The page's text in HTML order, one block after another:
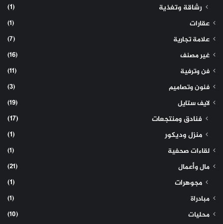
رشاقة وتغذية
(1)
عقارات
(1)
علامة تجارية
(7)
غير مصنف
(16)
فن وترفية
(11)
فنون وتصاميم
(3)
لايف ستايل
(19)
فنادق ومنتجعات
(17)
منزل وديكور
(1)
لقاءات صحفية
(1)
مال وأعمال
(21)
مجوهرات (1)
مبادراة
(1)
محليات
(10)